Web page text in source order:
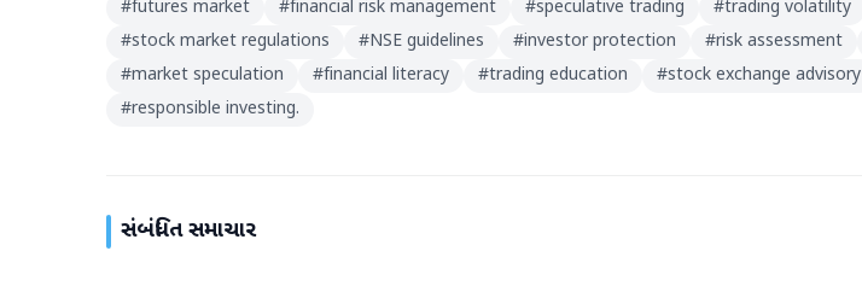
#futures market #financial risk management #speculative trading #trading volatility
#stock market regulations #NSE guidelines #investor protection #risk assessment
#market speculation #financial literacy #trading education #stock exchange advisory
#responsible investing.
સંબંધિત સમાચાર